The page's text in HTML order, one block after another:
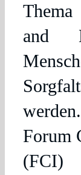
and
Forum
(FCI)